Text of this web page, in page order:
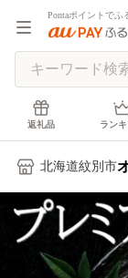
Pontaポイントでふ
返礼品 ラン
北海道紋別市